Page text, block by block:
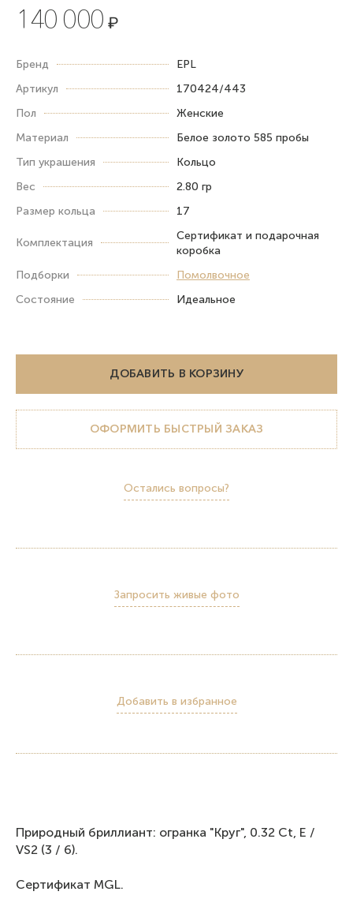
140 000 ₽
Бренд
EPL
Артикул
170424/443
Пол
Женские
Материал
Белое золото 585 пробы
Тип украшения
Кольцо
Вес
2.80 гр
Размер кольца
17
Комплектация
Сертификат и подарочная
коробка
Подборки
Помолвочное
Состояние
Идеальное
ДОБАВИТЬ В КОРЗИНУ
ОФОРМИТЬ БЫСТРЫЙ ЗАКАЗ
Остались вопросы?
Запросить живые фото
Добавить в избранное
Природный бриллиант: огранка "Круг", 0.32 Ct, E /
VS2 (3 / 6).
Сертификат MGL.